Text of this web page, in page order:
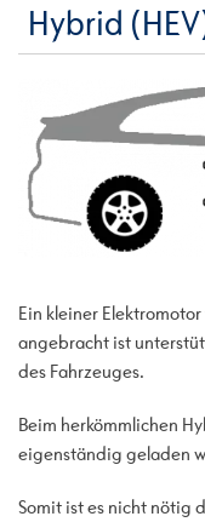
Hybrid
Ein kleiner
angebracht ist
des Fahrzeuges.
Beim herkömmlichen
eigenständig geladen
Somit ist es nicht nötig